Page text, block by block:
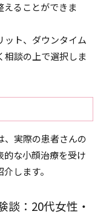
えることができま
ット、ダウンタイム
相談の上で選択しま
、実際の患者さんの
的な小顔治療を受け
します。
談：20代女性・